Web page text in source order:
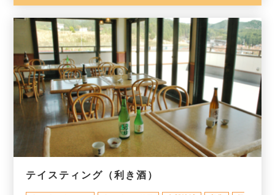
テイスティング（利き酒）